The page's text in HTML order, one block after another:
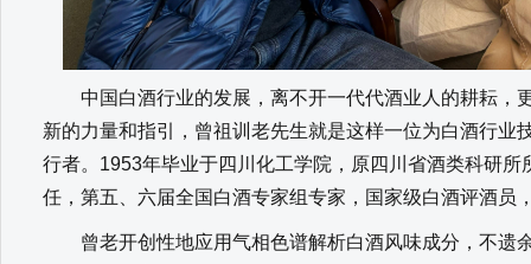
中国白酒行业的发展，离不开一代代酒业人的耕耘，
新的力量和指引，曾祖训老先生就是这样一位为白酒行业
行者。1953年毕业于四川化工学院，原四川省酒类科研
任，第五、六届全国白酒专家组专家，国家级白酒评酒员
曾老开创性地应用气相色谱解析白酒风味成分，不遗